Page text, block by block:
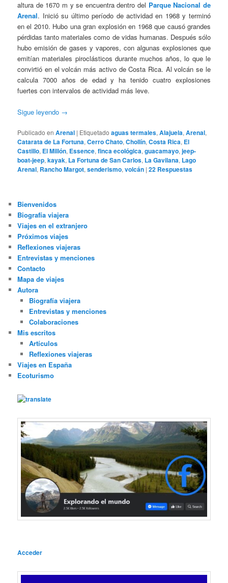
altura de 1670 m y se encuentra dentro del Parque Nacional de
Arenal. Inició su último período de actividad en 1968 y terminó
en el 2010. Hubo una gran explosión en 1968 que causó grandes
pérdidas tanto materiales como de vidas humanas. Después sólo
hubo emisión de gases y vapores, con algunas explosiones que
emitían materiales piroclásticos durante muchos años, lo que le
convirtió en el volcán más activo de Costa Rica. Al volcán se le
calcula 7000 años de edad y ha tenido cuatro explosiones
fuertes con intervalos de actividad más leve.
Sigue leyendo →
Publicado en Arenal | Etiquetado aguas termales,Alajuela,Arenal,
Catarata de La Fortuna,Cerro Chato,Chollín,Costa Rica, El
Castillo, El Millón, Essence,finca ecológica,guacamayo,jeep-
boat-jeep,kayak, La Fortuna de San Carlos, La Gavilana, Lago
Arenal, Rancho Margot,senderismo,volcán |22 Respuestas
Bienvenidos
Biografía viajera
Viajes en el extranjero
Próximos viajes
Reflexiones viajeras
Entrevistas y menciones
Contacto
Mapa de viajes
Autora
Biografía viajera
Entrevistas y menciones
Colaboraciones
Mis escritos
Artículos
Reflexiones viajeras
Viajes en España
Ecoturismo
Acceder